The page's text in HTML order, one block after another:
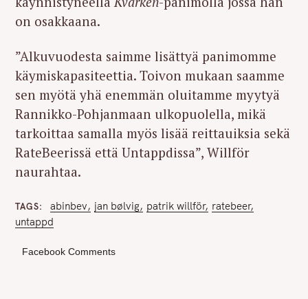
on osakkaana.
”Alkuvuodesta saimme lisättyä panimomme
käymiskapasiteettia. Toivon mukaan saamme
sen myötä yhä enemmän oluitamme myytyä
Rannikko-Pohjanmaan ulkopuolella, mikä
tarkoittaa samalla myös lisää reittauiksia sekä
RateBeerissä että Untappdissa”, Willför
naurahtaa.
TAGS abinbev jan bølvig patrik willför
ratebeer
untappd
Facebook Comments